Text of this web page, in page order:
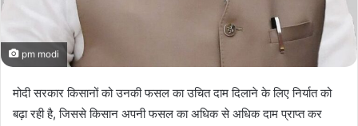
pm modi
मोदी सरकार किसानों को उनकी फसल का उचित दाम दिलाने के लिए निर्यात को
बढ़ा रही है, जिससे किसान अपनी फसल का अधिक से अधिक दाम प्राप्त कर